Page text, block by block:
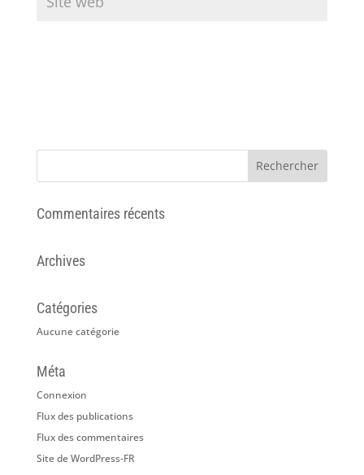
Commentaires récents
Archives
Catégories
Aucune catégorie
Méta
Connexion
Flux des publications
Flux des commentaires
Site de WordPress-FR